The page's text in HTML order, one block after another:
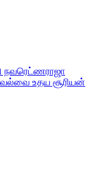
நவரெட்ணராஜா
உதய சூரியன்